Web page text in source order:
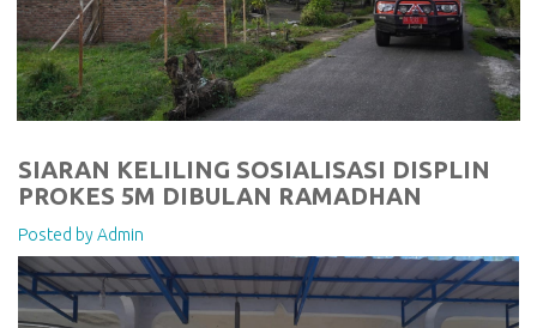
SIARAN KELILING SOSIALISASI DISPLIN
PROKES 5M DIBULAN RAMADHAN
Posted by Admin